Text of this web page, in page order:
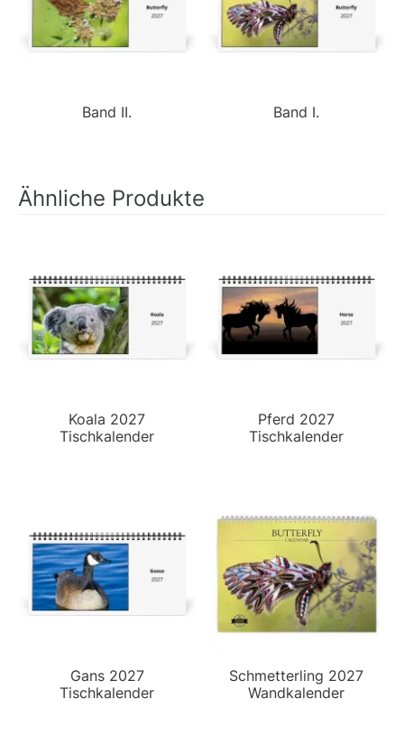
Band II. Band I.
Ähnliche Produkte
Koala 2027
Tischkalender
Pferd 2027
Tischkalender
Gans 2027
Tischkalender
Schmetterling 2027
Wandkalender